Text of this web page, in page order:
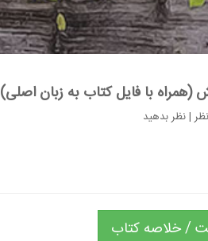
(همراه با فایل کتاب به زبان اصلی)
|نظر بدهید
/ خلاصه کتاب